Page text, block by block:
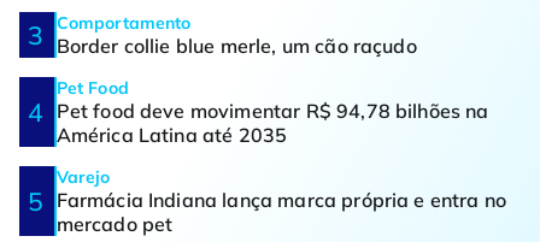
Comportamento
Border collie blue merle, um cão raçudo
Pet Food
Pet food deve movimentar R$ 94,78 bilhões na
América Latina até 2035
Varejo
Farmácia Indiana lança marca própria e entra no
mercado pet